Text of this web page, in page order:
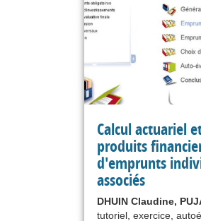
Calcul actuariel
produits
d'emprunts
associés
DHUIN Claudine,
tutoriel, exercice,